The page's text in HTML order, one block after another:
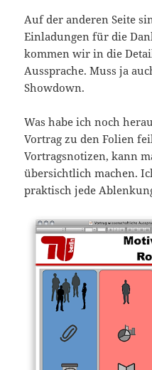
Auf der anderen Seite
Einladungen für die
kommen wir in die
Aussprache. Muss ja
Showdown.
Was habe ich noch
Vortrag zu den Folien
Vortragsnotizen, kann
übersichtlich machen.
praktisch jede